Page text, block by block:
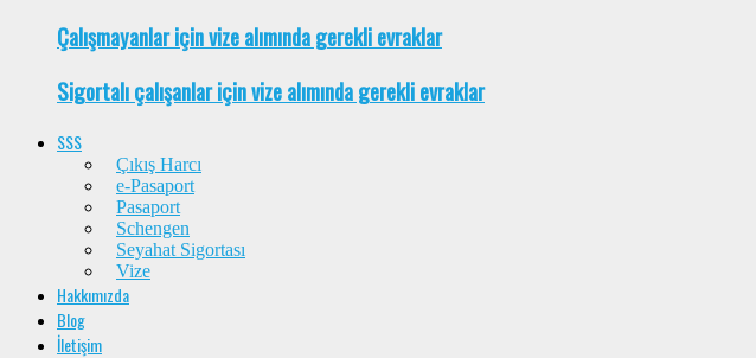
Çalışmayanlar için vize alımında gerekli evraklar
Sigortalı çalışanlar için vize alımında gerekli evraklar
SSS
Çıkış Harcı
e-Pasaport
Pasaport
Schengen
Seyahat Sigortası
Vize
Hakkımızda
Blog
İletişim